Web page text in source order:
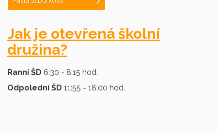
Jak je otevřená školní
družina?
Ranní ŠD 6:30 - 8:15 hod.
Odpolední ŠD 11:55 - 18:00 hod.